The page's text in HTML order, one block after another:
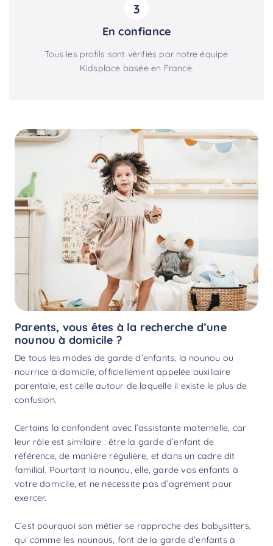
3
En confiance
Tous les profils sont vérifiés par notre équipe
Kidsplace basée en France.
Parents, vous êtes à la recherche d’une
nounou à domicile ?
De tous les modes de garde d’enfants, la nounou ou
nourrice à domicile, officiellement appelée auxiliaire
parentale, est celle autour de laquelle il existe le plus de
confusion.
Certains la confondent avec l’assistante maternelle, car
leur rôle est similaire : être la garde d’enfant de
référence, de manière régulière, et dans un cadre dit
familial. Pourtant la nounou, elle, garde vos enfants à
votre domicile, et ne nécessite pas d’agrément pour
exercer.
C’est pourquoi son métier se rapproche des babysitters,
qui comme les nounous, font de la garde d’enfants à